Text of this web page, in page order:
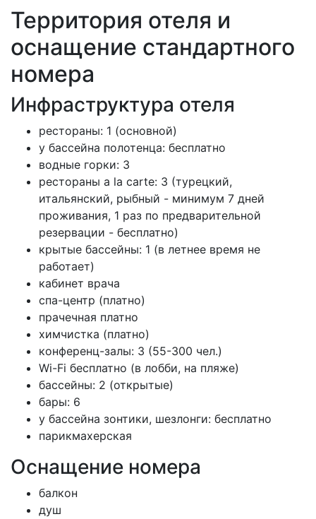
Территория отеля и
оснащение стандартного
номера
Инфраструктура отеля
рестораны: 1 (основной)
у бассейна полотенца: бесплатно
водные горки: 3
рестораны a la carte: 3 (турецкий,
итальянский, рыбный - минимум 7 дней
проживания, 1 раз по предварительной
резервации - бесплатно)
крытые бассейны: 1 (в летнее время не
работает)
кабинет врача
спа-центр (платно)
прачечная платно
химчистка (платно)
конференц-залы: 3 (55-300 чел.)
Wi-Fi бесплатно (в лобби, на пляже)
бассейны: 2 (открытые)
бары: 6
у бассейна зонтики, шезлонги: бесплатно
парикмахерская
Оснащение номера
балкон
душ